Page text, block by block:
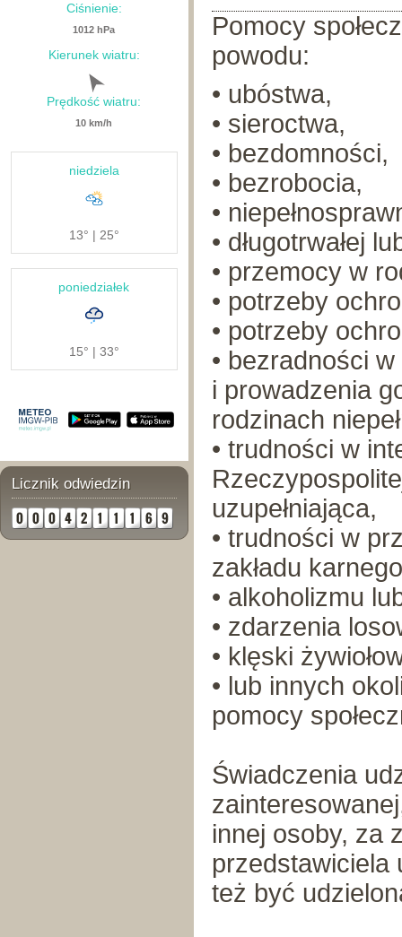
Ciśnienie:
1012 hPa
Kierunek wiatru:
Prędkość wiatru:
10 km/h
niedziela
13° | 25°
poniedziałek
15° | 33°
Licznik odwiedzin
Pomocy
powodu:
• ubóstwa,
• sieroctwa,
• bezdomności,
• bezrobocia,
•
• długotrwałej
• przemocy w
• potrzeby
• potrzeby
• bezradności
i prowadzenia
rodzinach
• trudności w
uzupełniająca,
• trudności w
zakładu
• alkoholizmu
• zdarzenia
• klęski
• lub innych
pomocy
Świadczenia
innej osoby, za
przedstawiciela
też być